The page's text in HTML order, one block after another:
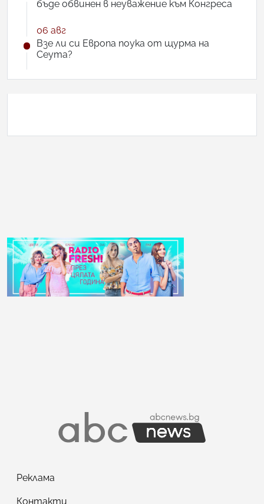
бъде обвинен в неуважение към Конгреса
06 авг
Взе ли си Европа поука от щурма на
Сеута?
Реклама
Контакти